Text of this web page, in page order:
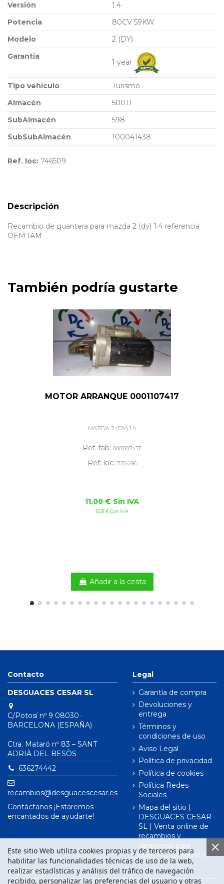
Versión
1.4
Potencia
80CV 59KW
Modelo
2 (DY)
Garantia
1 year
Tipo vehículo
Turismo
Almacén
50011
SubAlmacén
598
SubSubAlmacén
100041438
Ref. loc: 746509
Descripción
Recambio de guantera para mazda 2 (dy) 1.4 referencia
OEM IAM
También podría gustarte
MOTOR ARRANQUE 0001107417
MAZDA 2 (DY) 1.4
Ref. fab: 0001107417
Ref. loc: 735496
11,00 € Sin IVA
13,31 € Con IVA
Añadir a la cesta
Contacto
DESGUACES CESAR SL
C/Potosí nº 9 08030 ·
BARCELONA (ESPAÑA)
Ctra. Mataró nº 83 – SANT
ADRIÀ DEL BESÒS
636274442
recambios@desguacescesar.es
Contáctanos ¡Estaremos
encantados de ayudarte!
Legal
Garantía de compra
Devoluciones y
entrega
Términos y
condiciones de uso
Aviso Legal
Política de privacidad
Política de cookies
Política Redes
Sociales
Mapa del sitio |
DESGUACES CESAR
SL | Venta online de
recambios y
despieces para
coches | Desguace
Este sitio Web utiliza cookies propias y de terceros para
habilitar las funcionalidades técnicas de uso de la web,
realizar estadísticas y análisis del tráfico de navegación
recibido, personalizar las preferencias del usuario y otras
Síguenos en